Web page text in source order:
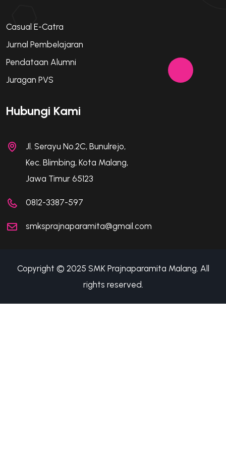
Casual E-Catra
Jurnal Pembelajaran
Pendataan Alumni
Juragan PVS
Hubungi Kami
Jl. Serayu No.2C, Bunulrejo,
Kec. Blimbing, Kota Malang,
Jawa Timur 65123
0812-3387-597
smksprajnaparamita@gmail.com
Copyright © 2025 SMK Prajnaparamita Malang. All
rights reserved.